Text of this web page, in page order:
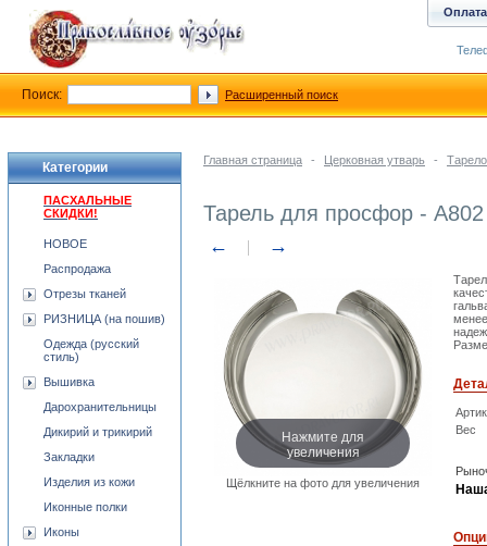
Главная страница - Церковная утварь -
Тарель для просфор - A802
← →
Нажмите для
увеличения
Щёлкните на фото для увеличения
Вес
Категории
ПАСХАЛЬНЫЕ
СКИДКИ!
НОВОЕ
Распродажа
Отрезы тканей
РИЗНИЦА (на пошив)
Одежда (русский
стиль)
Вышивка
Дарохранительницы
Дикирий и трикирий
Закладки
Изделия из кожи
Иконные полки
Иконы
Оплата
Поиск: Расширенный поиск